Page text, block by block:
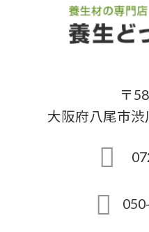
〒
大阪府八尾市